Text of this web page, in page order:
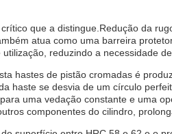
que a distingue.Redução da
atua como uma barreira
reduzindo a necessidade
hastes de pistão cromadas é
haste se desvia de um círculo
uma vedação constante e uma
componentes do cilindro,